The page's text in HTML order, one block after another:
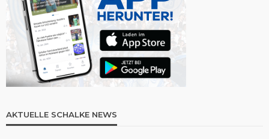
AKTUELLE SCHALKE NEWS